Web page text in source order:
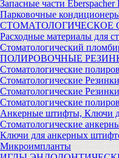
Запасные части
Парковочные
СТОМАТОЛОГИЧЕСКОЕ
Расходные материалы для
Стоматологический
ПОЛИРОВОЧНЫЕ
Стоматологические
Стоматологические
Стоматологические
Стоматологические
Анкерные штифты, Ключи
Стоматологические
Ключи для анкерных
Микроимпланты